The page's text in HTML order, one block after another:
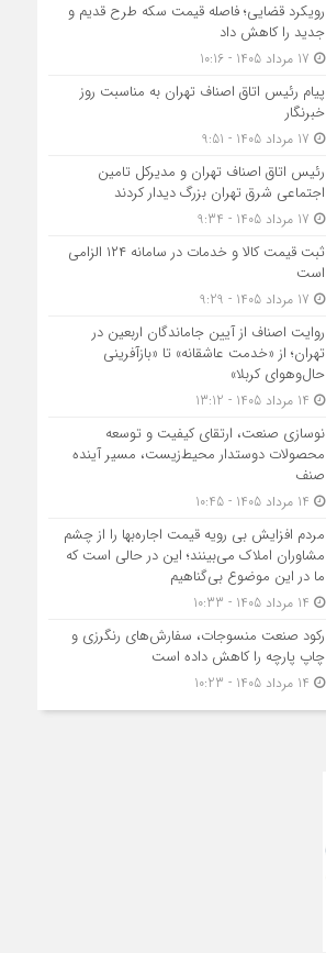
رویکرد قضایی؛ فاصله قیمت سکه طرح قدیم و
جدید را کاهش داد
پیام رئیس اتاق اصناف تهران به مناسبت روز
خبرنگار
رئیس اتاق اصناف تهران و مدیرکل تامین
اجتماعی شرق تهران بزرگ دیدار کردند
ثبت قیمت کالا و خدمات در سامانه ۱۲۴ الزامی
است
روایت اصناف از آیین جاماندگان اربعین در
تهران؛ از «خدمت عاشقانه» تا «بازآفرینی
حال‌وهوای کربلا»
نوسازی صنعت، ارتقای کیفیت و توسعه
محصولات دوستدار محیط‌زیست، مسیر آینده
صنف
مردم افزایش بی رویه قیمت اجاره‌بها را از چشم
مشاوران املاک می‌بینند؛ این در حالی است که
ما در این موضوع بی‌گناهیم
رکود صنعت منسوجات، سفارش‌های رنگرزی و
چاپ پارچه را کاهش داده است